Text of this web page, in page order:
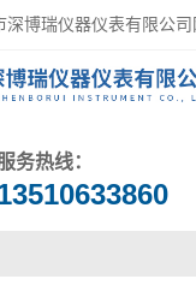
博瑞仪器仪表有限公司
务热线：